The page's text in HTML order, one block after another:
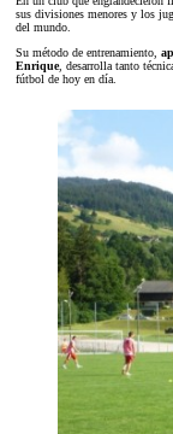
sus divisiones menores y los
del mundo.
Su método de entrenamiento,
Enrique, desarrolla tanto
fútbol de hoy en día.